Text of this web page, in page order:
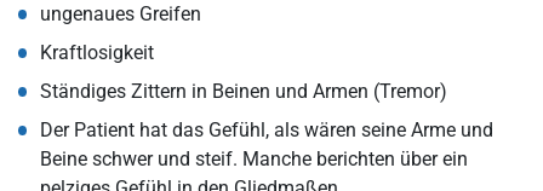
ungenaues Greifen
Kraftlosigkeit
Ständiges Zittern in Beinen und Armen (Tremor)
Der Patient hat das Gefühl, als wären seine Arme und
Beine schwer und steif. Manche berichten über ein